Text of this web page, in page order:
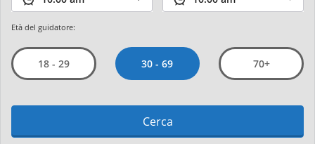
Età del guidatore:
18 - 29 30 - 69 70+
Cerca